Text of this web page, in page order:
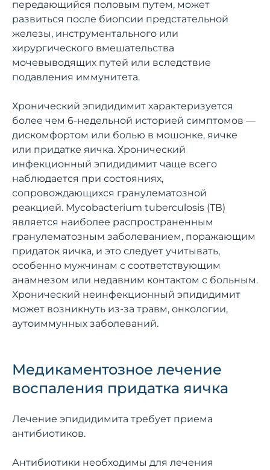
передающийся половым путем, может
развиться после биопсии предстательной
железы, инструментального или
хирургического вмешательства
мочевыводящих путей или вследствие
подавления иммунитета.
Хронический эпидидимит характеризуется
более чем 6-недельной историей симптомов —
дискомфортом или болью в мошонке, яичке
или придатке яичка. Хронический
инфекционный эпидидимит чаще всего
наблюдается при состояниях,
сопровождающихся гранулематозной
реакцией. Mycobacterium tuberculosis (ТВ)
является наиболее распространенным
гранулематозным заболеванием, поражающим
придаток яичка, и это следует учитывать,
особенно мужчинам с соответствующим
анамнезом или недавним контактом с больным.
Хронический неинфекционный эпидидимит
может возникнуть из-за травм, онкологии,
аутоиммунных заболеваний.
Медикаментозное лечение
воспаления придатка яичка
Лечение эпидидимита требует приема
антибиотиков.
Антибиотики необходимы для лечения